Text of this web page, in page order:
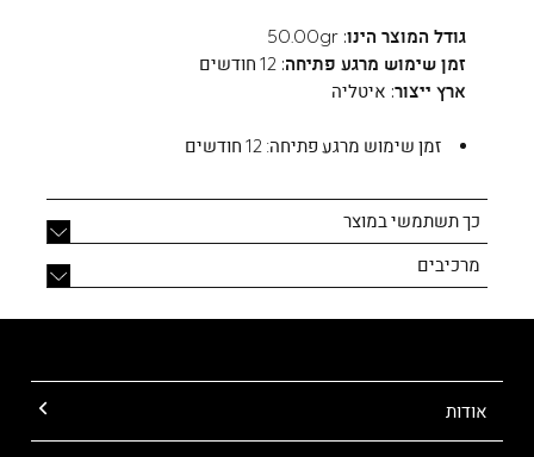
כך תשתמשי במוצר
מרכיבים
גודל המוצר הינו:50.00gr
זמן שימוש מרגע פתיחה: 12 חודשים
ארץ ייצור: איטליה
זמן שימוש מרגע פתיחה: 12 חודשים
אודות